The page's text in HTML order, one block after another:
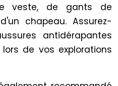
veste, de gants de
chapeau. Assurez-
antidérapantes
de vos explorations